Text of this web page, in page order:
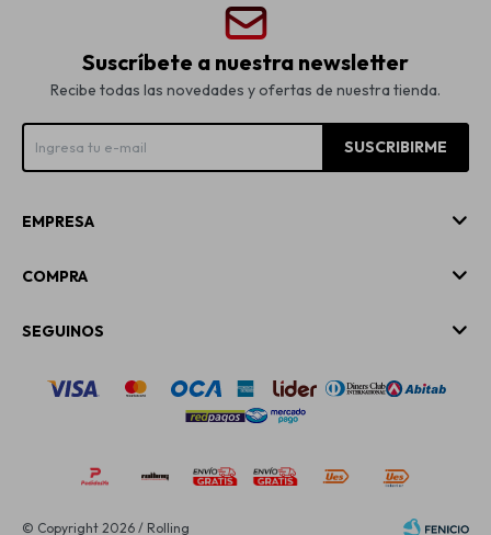
Suscríbete a nuestra newsletter
Recibe todas las novedades y ofertas de nuestra tienda.
SUSCRIBIRME
EMPRESA
COMPRA
SEGUINOS
© Copyright 2026 / Rolling